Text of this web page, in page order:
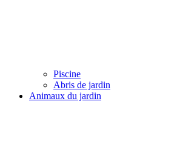
Piscine
Abris de jardin
Animaux du jardin